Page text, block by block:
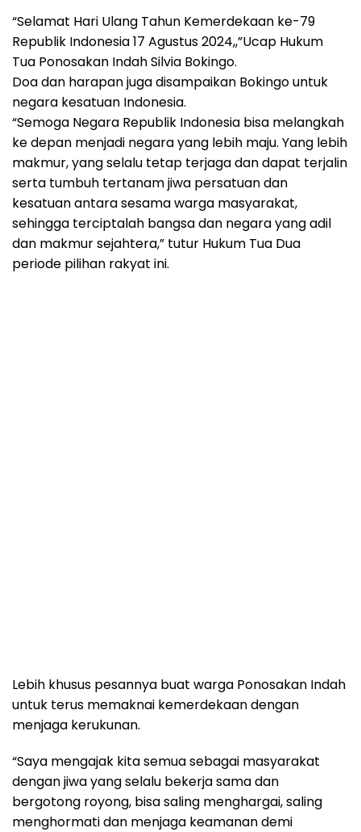
“Selamat Hari Ulang Tahun Kemerdekaan ke-79
Republik Indonesia 17 Agustus 2024,,”Ucap Hukum
Tua Ponosakan Indah Silvia Bokingo.
Doa dan harapan juga disampaikan Bokingo untuk
negara kesatuan Indonesia.
“Semoga Negara Republik Indonesia bisa melangkah
ke depan menjadi negara yang lebih maju. Yang lebih
makmur, yang selalu tetap terjaga dan dapat terjalin
serta tumbuh tertanam jiwa persatuan dan
kesatuan antara sesama warga masyarakat,
sehingga terciptalah bangsa dan negara yang adil
dan makmur sejahtera,” tutur Hukum Tua Dua
periode pilihan rakyat ini.
Lebih khusus pesannya buat warga Ponosakan Indah
untuk terus memaknai kemerdekaan dengan
menjaga kerukunan.
“Saya mengajak kita semua sebagai masyarakat
dengan jiwa yang selalu bekerja sama dan
bergotong royong, bisa saling menghargai, saling
menghormati dan menjaga keamanan demi